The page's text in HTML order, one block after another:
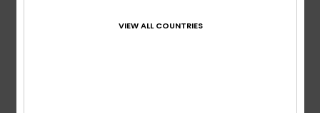
VIEW ALL COUNTRIES